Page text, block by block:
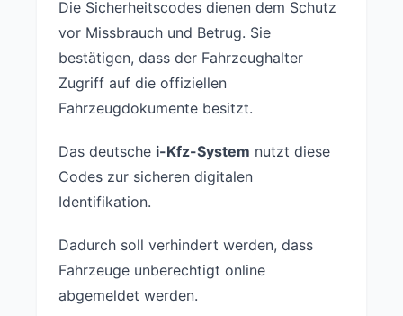
Die Sicherheitscodes dienen dem Schutz
vor Missbrauch und Betrug. Sie
bestätigen, dass der Fahrzeughalter
Zugriff auf die offiziellen
Fahrzeugdokumente besitzt.
Das deutsche i-Kfz-System nutzt diese
Codes zur sicheren digitalen
Identifikation.
Dadurch soll verhindert werden, dass
Fahrzeuge unberechtigt online
abgemeldet werden.